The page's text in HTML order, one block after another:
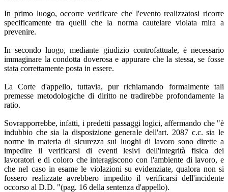
In primo luogo, occorre verificare che l'evento realizzatosi ricorre
specificamente tra quelli che la norma cautelare violata mira a
prevenire.
In secondo luogo, mediante giudizio controfattuale, è necessario
immaginare la condotta doverosa e appurare che la stessa, se fosse
stata correttamente posta in essere.
La Corte d'appello, tuttavia, pur richiamando formalmente tali
premesse metodologiche di diritto ne tradirebbe profondamente la
ratio.
Sovrapporrebbe, infatti, i predetti passaggi logici, affermando che "è
indubbio che sia la disposizione generale dell'art. 2087 c.c. sia le
norme in materia di sicurezza sui luoghi di lavoro sono dirette a
impedire il verificarsi di eventi lesivi dell'integrità fisica dei
lavoratori e di coloro che interagiscono con l'ambiente di lavoro, e
che nel caso in esame le violazioni su evidenziate, qualora non si
fossero realizzate avrebbero impedito il verificarsi dell'incidente
occorso al D.D. "(pag. 16 della sentenza d'appello).